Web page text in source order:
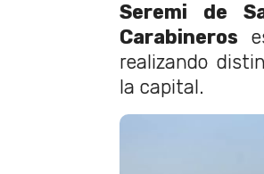
Seremi de
Carabineros
realizando
la capital.